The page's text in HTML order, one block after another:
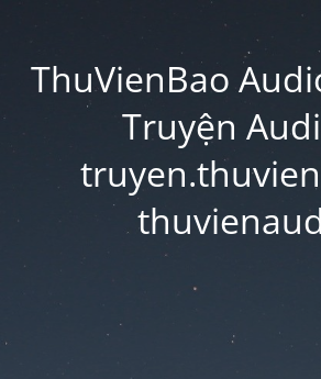
ThuVienBao
Truyện